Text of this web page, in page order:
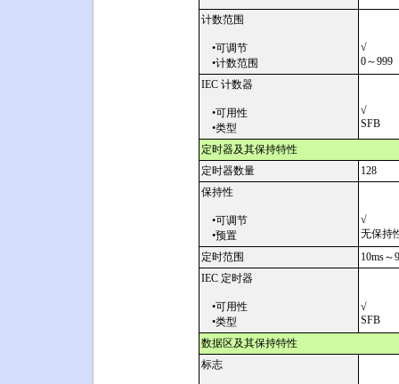
计数范围
•可调节
•计数范围
√
0～999
IEC 计数器
•可用性
•类型
√
SFB
定时器及其保持特性
定时器数量
128
保持性
•可调节
•预置
√
无保持
定时范围
10ms～
IEC 定时器
•可用性
•类型
√
SFB
数据区及其保持特性
标志